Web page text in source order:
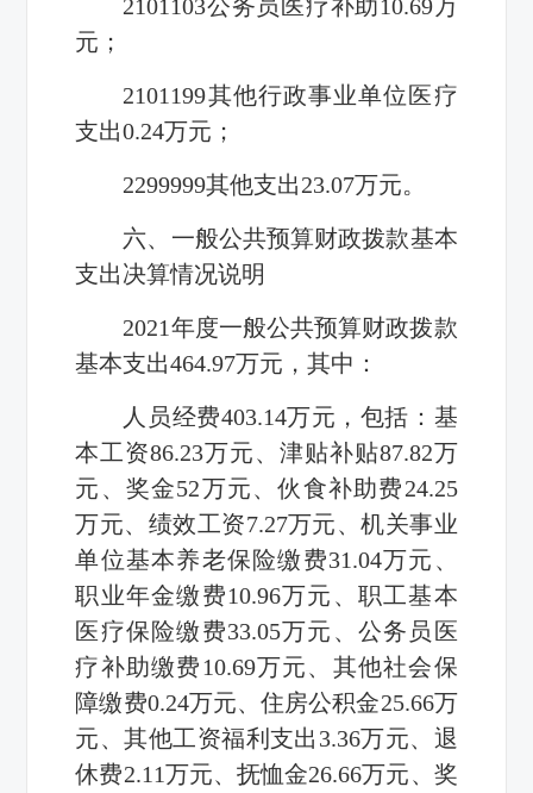
2101103公务员医疗补助10.69万
元；
2101199其他行政事业单位医疗
支出0.24万元；
2299999其他支出23.07万元。
六、一般公共预算财政拨款基本
支出决算情况说明
2021年度一般公共预算财政拨款
基本支出464.97万元，其中：
人员经费403.14万元，包括：基
本工资86.23万元、津贴补贴87.82万
元、奖金52万元、伙食补助费24.25
万元、绩效工资7.27万元、机关事业
单位基本养老保险缴费31.04万元、
职业年金缴费10.96万元、职工基本
医疗保险缴费33.05万元、公务员医
疗补助缴费10.69万元、其他社会保
障缴费0.24万元、住房公积金25.66万
元、其他工资福利支出3.36万元、退
休费2.11万元、抚恤金26.66万元、奖